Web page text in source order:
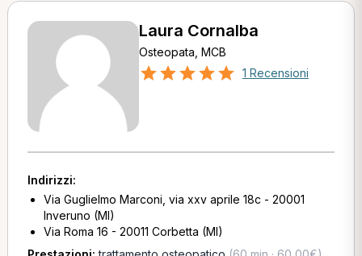
Laura Cornalba
Osteopata, MCB
1 Recensioni
Indirizzi:
Via Guglielmo Marconi, via xxv aprile 18c - 20001
Inveruno (MI)
Via Roma 16 - 20011 Corbetta (MI)